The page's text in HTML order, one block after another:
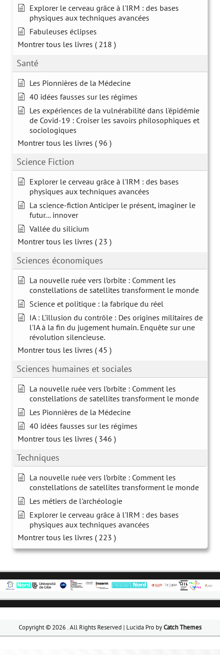
Explorer le cerveau grâce à l'IRM : des bases
physiques aux techniques avancées
Fabuleuses éclipses
Montrer tous les livres ( 218 )
Santé
Les Pionnières de la Médecine
40 idées fausses sur les régimes
Les expériences de la vulnérabilité dans l'épidémie
de Covid-19 : Croiser les savoirs philosophiques et
sociologiques
Montrer tous les livres ( 96 )
Science Fiction
Explorer le cerveau grâce à l'IRM : des bases
physiques aux techniques avancées
La science-fiction Anticiper le présent, imaginer le
futur… innover
Vallée du silicium
Montrer tous les livres ( 23 )
Sciences économiques
La nouvelle ruée vers l’orbite : Comment les
constellations de satellites transforment le monde
Science et politique : la fabrique du réel
IA : L'illusion du contrôle : Des origines militaires de
l'IA à la fin du jugement humain. Enquête sur une
révolution silencieuse.
Montrer tous les livres ( 45 )
Sciences humaines et sociales
La nouvelle ruée vers l’orbite : Comment les
constellations de satellites transforment le monde
Les Pionnières de la Médecine
40 idées fausses sur les régimes
Montrer tous les livres ( 346 )
Techniques
La nouvelle ruée vers l’orbite : Comment les
constellations de satellites transforment le monde
Les métiers de l'archéologie
Explorer le cerveau grâce à l'IRM : des bases
physiques aux techniques avancées
Montrer tous les livres ( 223 )
Copyright © 2026. All Rights Reserved | Lucida Pro byCatch Themes